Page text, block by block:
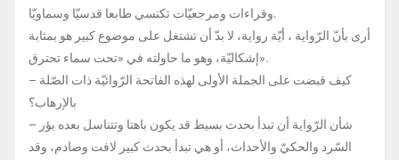
وقراءات ومرجعيّات تكتسي طابعا قدسيّا وسماويّا.
أرى بأنّ الرّواية ، أيّة رواية، لا بدّ أن تشتغل على موضوع كبير هو بمثابة
إشكاليّة، وهو ما حاولته في «تحت سماء تحترق».
– كيف قبضت على الجملة الأولى لهذه الفاتحة الرّوائيّة ذات الصّلة
بالإرهاب؟
– شأن الرّواية أن تبدأ بحدث بسيط قد يكون باهتا وتتناسل بعده بؤر
السّرد والحكيّ والأحداث، أو هي تبدأ بحدث كبير لافت وصادم، وقد